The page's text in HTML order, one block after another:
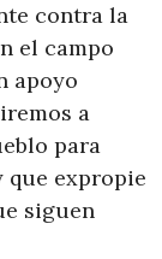
contra la
el campo
apoyo
a
para
expropie
siguen